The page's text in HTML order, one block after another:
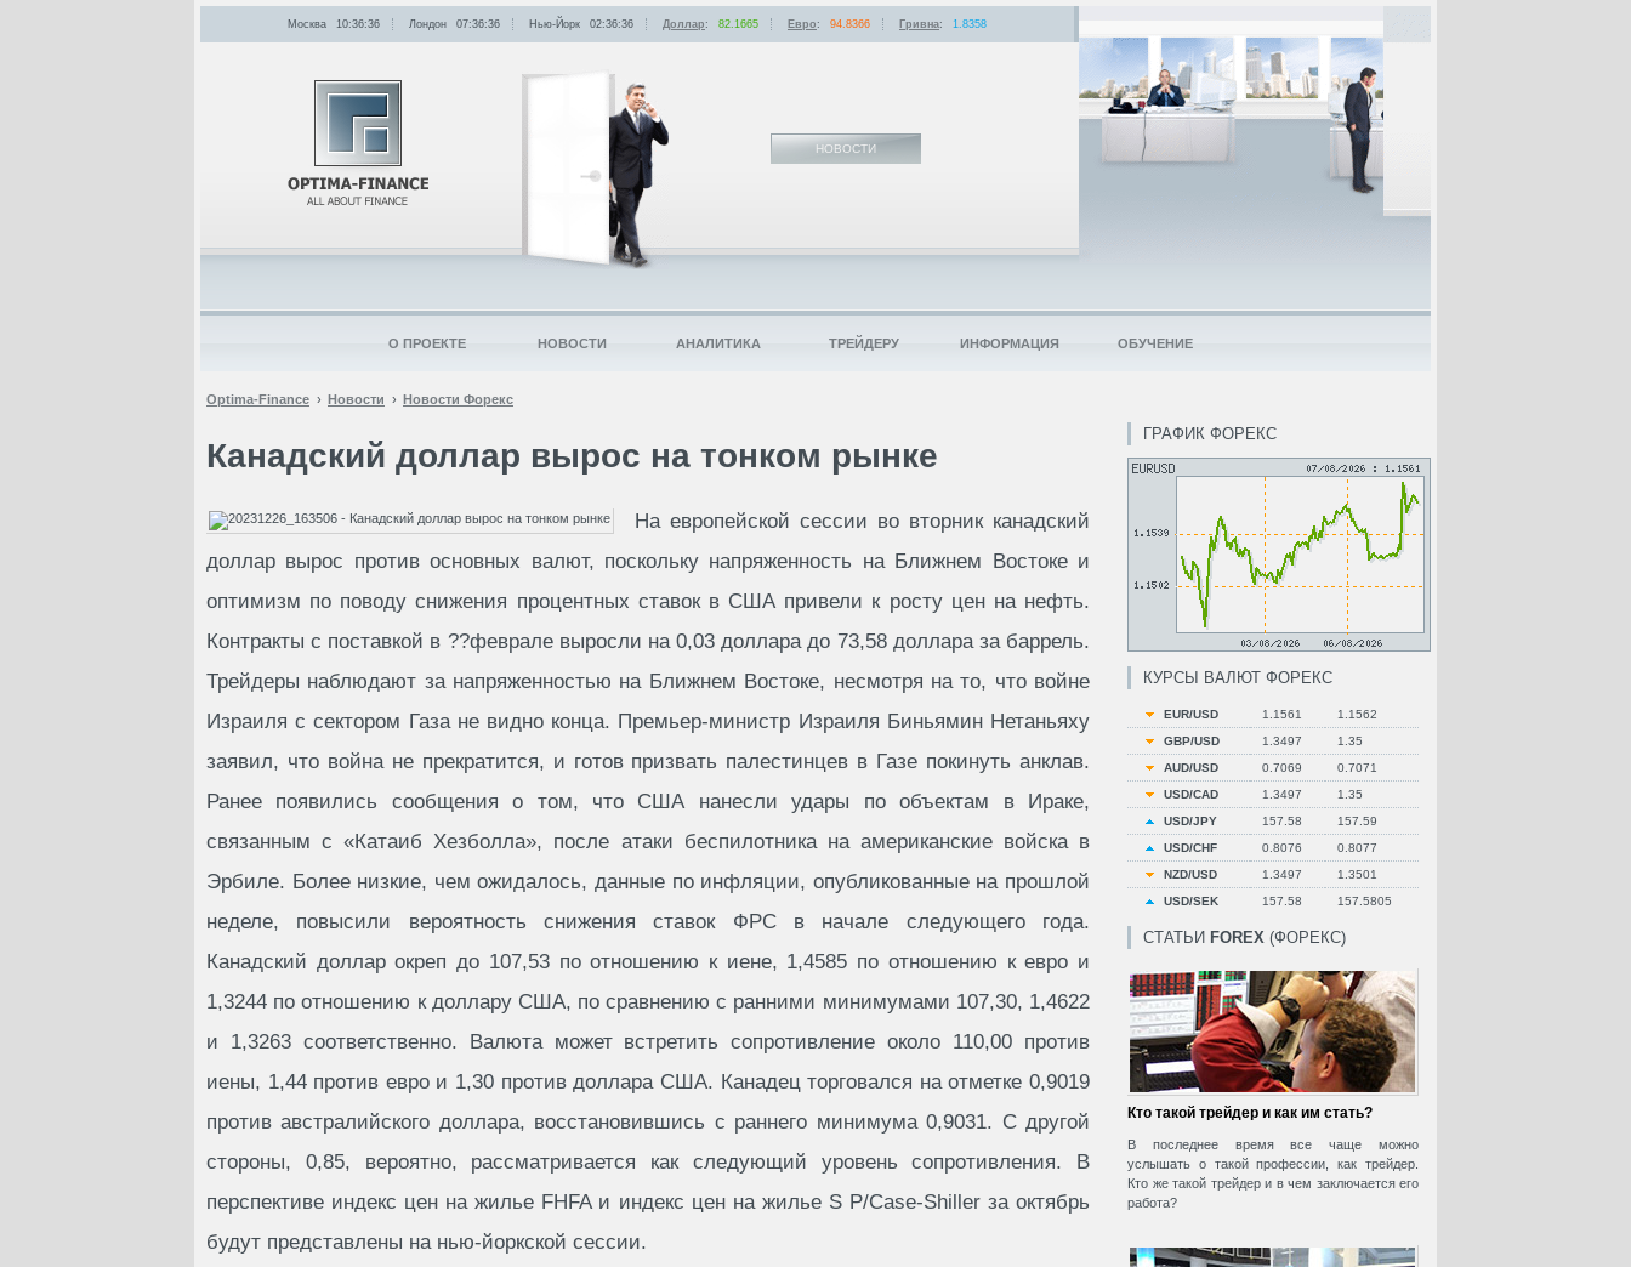
Optima-Finance Новости Новости Форекс
Канадский доллар вырос на тонком рынке
На европейской сессии во вторник канадский
доллар вырос против основных валют, поскольку напряженность на Ближнем Востоке и
оптимизм по поводу снижения процентных ставок в США привели к росту цен на нефть.
Контракты с поставкой в ??феврале выросли на 0,03 доллара до 73,58 доллара за баррель.
Трейдеры наблюдают за напряженностью на Ближнем Востоке, несмотря на то, что войне
Израиля с сектором Газа не видно конца. Премьер-министр Израиля Биньямин Нетаньяху
заявил, что война не прекратится, и готов призвать палестинцев в Газе покинуть анклав.
Ранее появились сообщения о том, что США нанесли удары по объектам в Ираке,
связанным с «Катаиб Хезболла», после атаки беспилотника на американские войска в
Эрбиле. Более низкие, чем ожидалось, данные по инфляции, опубликованные на прошлой
неделе, повысили вероятность снижения ставок ФРС в начале следующего года.
Канадский доллар окреп до 107,53 по отношению к иене, 1,4585 по отношению к евро и
1,3244 по отношению к доллару США, по сравнению с ранними минимумами 107,30, 1,4622
и 1,3263 соответственно. Валюта может встретить сопротивление около 110,00 против
иены, 1,44 против евро и 1,30 против доллара США. Канадец торговался на отметке 0,9019
против австралийского доллара, восстановившись с раннего минимума 0,9031. С другой
стороны, 0,85, вероятно, рассматривается как следующий уровень сопротивления. В
перспективе индекс цен на жилье FHFA и индекс цен на жилье S P/Case-Shiller за октябрь
будут представлены на нью-йоркской сессии.
ГРАФИК ФОРЕКС
КУРСЫ ВАЛЮТ ФОРЕКС
EUR/USD 1.1561
1.1562
GBP/USD
1.3497
1.35
AUD/USD
0.7069
0.7071
USD/CAD
1.3497
1.35
USD/JPY
157.58
157.59
USD/CHF
0.8076
0.8077
NZD/USD
1.3497
1.3501
USD/SEK
157.58 157.5805
СТАТЬИ FOREX (ФОРЕКС)
Кто такой трейдер и как им стать?
В последнее время все чаще можно
услышать о такой профессии, как трейдер.
Кто же такой трейдер и в чем заключается его
работа?
НОВОСТИ
Москва 10:36:36 Лондон 07:36:36 Нью-Йорк 02:36:36 Доллар: 82.1665 Евро: 94.8366 Гривна: 1.8358
О ПРОЕКТЕ НОВОСТИ АНАЛИТИКА ТРЕЙДЕРУ ИНФОРМАЦИЯ ОБУЧЕНИЕ